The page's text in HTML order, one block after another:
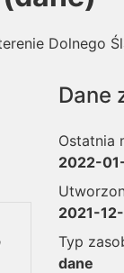
Dolnego
Dane
Ostatnia
2022-
2021-
Typ
dane